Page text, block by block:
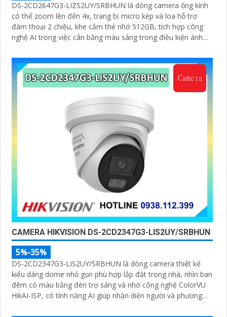
DS-2CD2647G3-LIZS2UY/SRBHUN là dòng camera ống kính
có thể zoom lên đến 4x, trang bị micro kép và loa hỗ trợ
đàm thoại 2 chiều, khe cắm thẻ nhớ 512GB, tích hợp công
nghệ AI trong việc cân bằng màu sáng trong điều kiện ánh
CAMERA HIKVISION DS-2CD2347G3-LIS2UY/SRBHUN
5%-35%
DS-2CD2347G3-LIS2UY/SRBHUN là dòng camera thiết kế
kiểu dáng dome nhỏ gọn phù hợp lắp đặt trong nhà, nhìn ban
đêm có màu bằng đèn trợ sáng và nhờ công nghệ ColorVU
HikAI-ISP, có tính năng AI giúp nhận diện người và phương